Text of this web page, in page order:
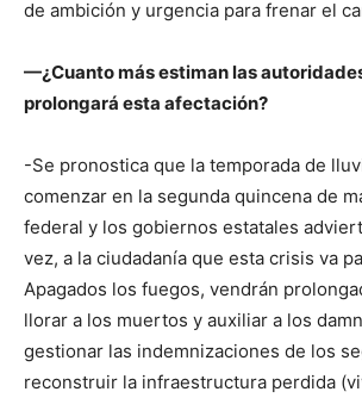
de ambición y urgencia para frenar el
—¿Cuanto más estiman las
prolongará esta afectación?
-Se pronostica que la temporada de
comenzar en la segunda quincena de
federal y los gobiernos estatales
vez, a la ciudadanía que esta crisis va
Apagados los fuegos, vendrán
llorar a los muertos y auxiliar a los
gestionar las indemnizaciones de los
reconstruir la infraestructura perdida